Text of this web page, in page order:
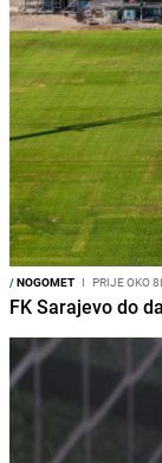
/NOGOMET I PRIJE OKO
FK Sarajevo do